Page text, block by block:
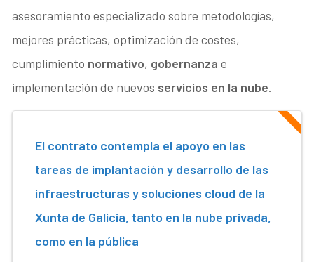
asesoramiento especializado sobre metodologías,
mejores prácticas, optimización de costes,
cumplimiento normativo, gobernanzae
implementación de nuevos servicios en la nube.
El contrato contempla el apoyo en las
tareas de implantación y desarrollo de las
infraestructuras y soluciones cloud de la
Xunta de Galicia, tanto en la nube privada,
como en la pública